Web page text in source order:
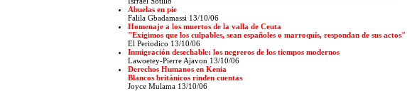
Abuelas en pie
Falila Gbadamassi 13/10/06
Homenaje a los muertos de la valla de Ceuta
"Exigimos que los culpables, sean españoles o marroquís, respondan de sus actos"
El Periodico 13/10/06
Inmigración desechable: los negreros de los tiempos modernos
Lawoetey-Pierre Ajavon 13/10/06
Derechos Humanos en Kenia
Blancos británicos rinden cuentas
Joyce Mulama 13/10/06